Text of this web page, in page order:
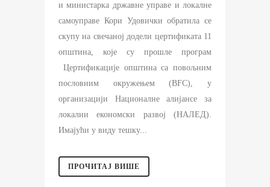
и министарка државне управе и локалне
самоуправе Кори Удовички обратила се
скупу на свечаној додели цертификата 11
општина, које су прошле програм
Цертификације општина са повољним
пословним окружењем (BFC), у
организацији Националне алијансе за
локални економски развој (НАЛЕД).
Имајући у виду тешку...
ПРОЧИТАЈ ВИШЕ